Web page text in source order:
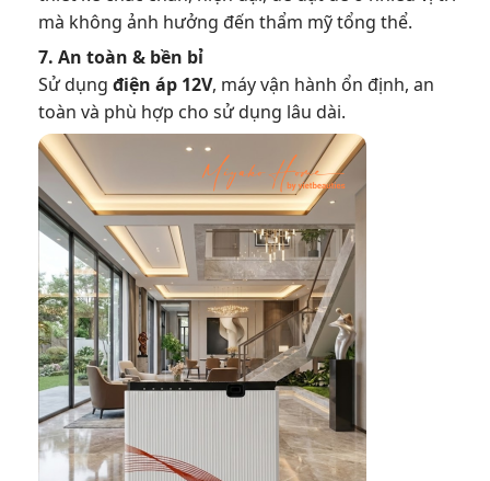
mà không ảnh hưởng đến thẩm mỹ tổng thể.
7. An toàn & bền bỉ
Sử dụng điện áp 12V, máy vận hành ổn định, an
toàn và phù hợp cho sử dụng lâu dài.